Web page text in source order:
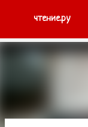
чтение.ру